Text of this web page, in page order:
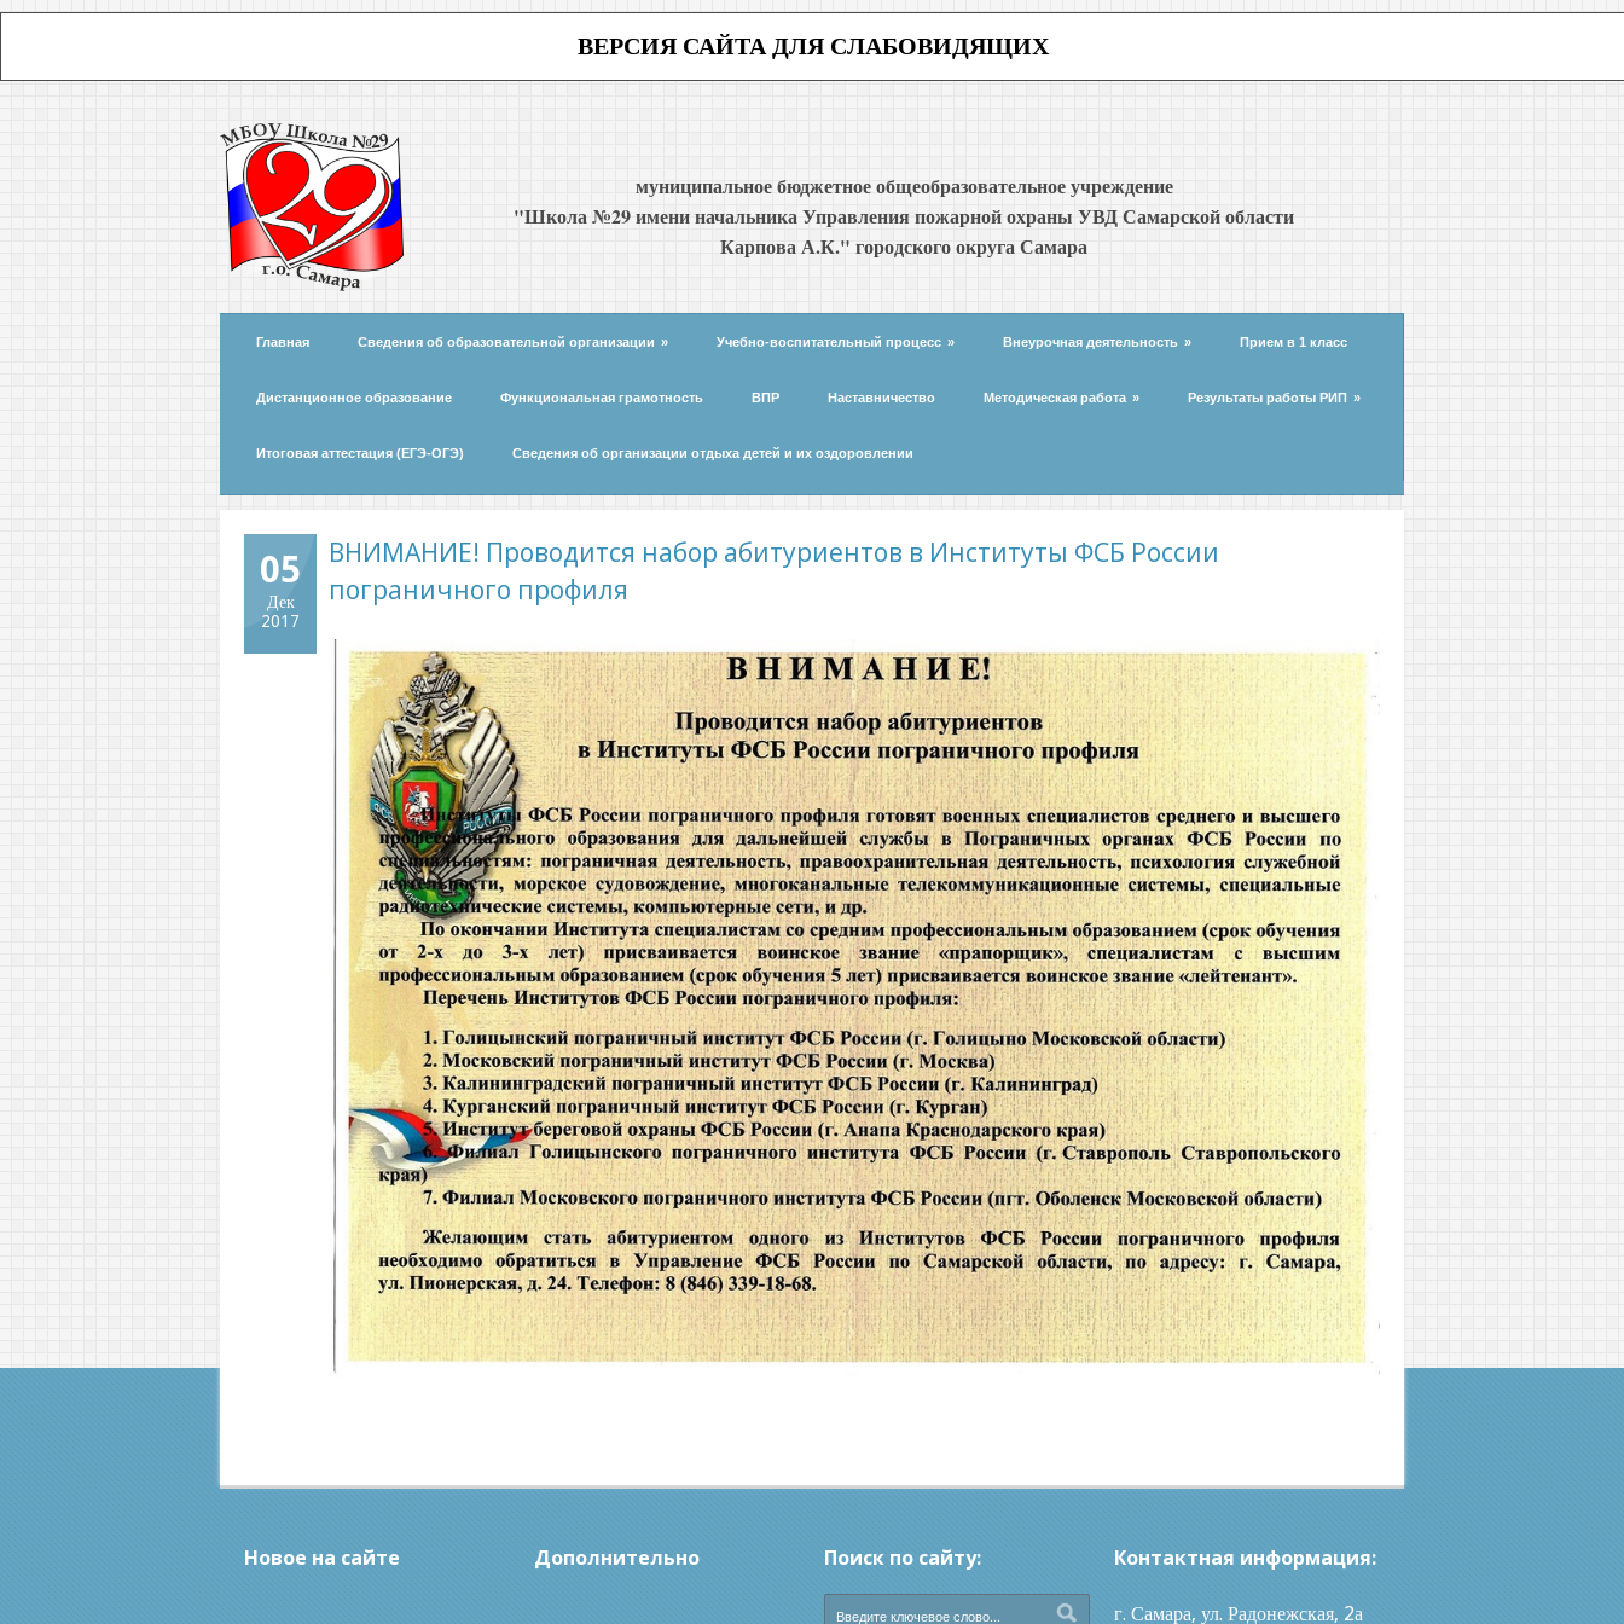
ВЕРСИЯ САЙТА ДЛЯ СЛАБОВИДЯЩИХ
муниципальное бюджетное общеобразовательное учреждение
"Школа №29 имени начальника Управления пожарной охраны УВД Самарской области
Карпова А.К." городского округа Самара
Главная Сведения об образовательной организации » Учебно-воспитательный процесс » Внеурочная деятельность » Прием в 1 класс
Дистанционное образование Функциональная грамотность ВПР Наставничество Методическая работа » Результаты работы РИП »
Итоговая аттестация (ЕГЭ-ОГЭ) Сведения об организации отдыха детей и их оздоровлении
05
Дек
2017
ВНИМАНИЕ! Проводится набор абитуриентов в Институты ФСБ России
пограничного профиля
Новое на сайте Дополнительно Поиск по сайту: Контактная информация:
г. Самара, ул. Радонежская, 2а